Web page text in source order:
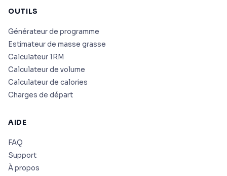
OUTILS
Générateur de programme
Estimateur de masse grasse
Calculateur 1RM
Calculateur de volume
Calculateur de calories
Charges de départ
AIDE
FAQ
Support
À propos